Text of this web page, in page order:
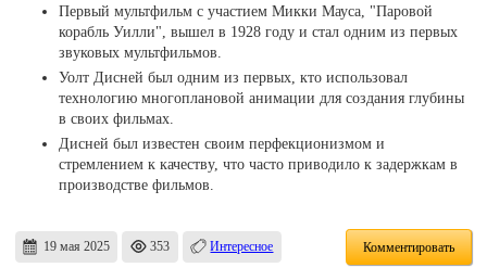
Первый мультфильм с участием Микки Мауса, "Паровой
корабль Уилли", вышел в 1928 году и стал одним из первых
звуковых мультфильмов.
Уолт Дисней был одним из первых, кто использовал
технологию многоплановой анимации для создания глубины
в своих фильмах.
Дисней был известен своим перфекционизмом и
стремлением к качеству, что часто приводило к задержкам в
производстве фильмов.
19 мая 2025 353 Интересное Комментировать